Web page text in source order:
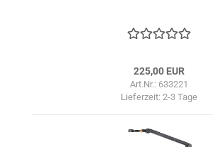
225,00 EUR
Art.Nr.: 633221
Lieferzeit: 2-3 Tage